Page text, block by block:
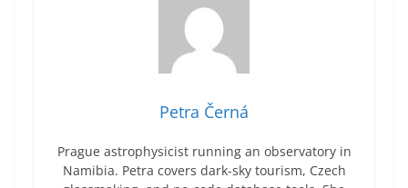
Petra Černá
Prague astrophysicist running an observatory in
Namibia. Petra covers dark-sky tourism, Czech